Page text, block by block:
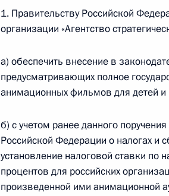
Подписан закон,
сервисных компаний в
Встреча с генеральным
19 октября 2023 года, 17:55
Заседание рабочей группы по
1. Правительству Российской
организации «Агентство
а) обеспечить внесение в
предусматривающих полное
анимационных фильмов для детей
б) с учетом ранее данного
Российской Федерации о налогах и
установление налоговой ставки по
процентов для российских
произведенной ими анимационной